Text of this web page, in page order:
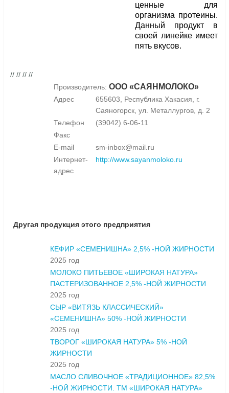
ценные для
организма протеины.
Данный продукт в
своей линейке имеет
пять вкусов.
// // // //
Производитель: ООО «САЯНМОЛОКО»
Адрес
655603, Республика Хакасия, г.
Саяногорск, ул. Металлургов, д. 2
Телефон
(39042) 6-06-11
Факс
E-mail
sm-inbox@mail.ru
Интернет-
адрес
http://www.sayanmoloko.ru
Другая продукция этого предприятия
КЕФИР «СЕМЕНИШНА» 2,5% -НОЙ ЖИРНОСТИ
2025 год
МОЛОКО ПИТЬЕВОЕ «ШИРОКАЯ НАТУРА»
ПАСТЕРИЗОВАННОЕ 2,5% -НОЙ ЖИРНОСТИ
2025 год
СЫР «ВИТЯЗЬ КЛАССИЧЕСКИЙ»
«СЕМЕНИШНА» 50% -НОЙ ЖИРНОСТИ
2025 год
ТВОРОГ «ШИРОКАЯ НАТУРА» 5% -НОЙ
ЖИРНОСТИ
2025 год
МАСЛО СЛИВОЧНОЕ «ТРАДИЦИОННОЕ» 82,5%
-НОЙ ЖИРНОСТИ. ТМ «ШИРОКАЯ НАТУРА»